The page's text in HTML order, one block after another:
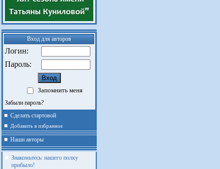
Вход для авторов
Логин:
Пароль:
Запомнить меня
Забыли пароль?
Сделать стартовой
Добавить в избранное
Наши авторы
Знакомьтесь: нашего полку
прибыло!